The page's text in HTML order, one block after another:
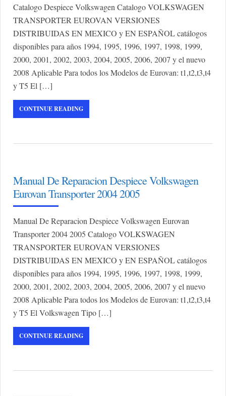
Catalogo Despiece Volkswagen Catalogo VOLKSWAGEN
TRANSPORTER EUROVAN VERSIONES
DISTRIBUIDAS EN MEXICO y EN ESPAÑOL catálogos
disponibles para años 1994, 1995, 1996, 1997, 1998, 1999,
2000, 2001, 2002, 2003, 2004, 2005, 2006, 2007 y el nuevo
2008 Aplicable Para todos los Modelos de Eurovan: t1,t2,t3,t4
y T5 El […]
CONTINUE READING
Manual De Reparacion Despiece Volkswagen
Eurovan Transporter 2004 2005
Manual De Reparacion Despiece Volkswagen Eurovan
Transporter 2004 2005 Catalogo VOLKSWAGEN
TRANSPORTER EUROVAN VERSIONES
DISTRIBUIDAS EN MEXICO y EN ESPAÑOL catálogos
disponibles para años 1994, 1995, 1996, 1997, 1998, 1999,
2000, 2001, 2002, 2003, 2004, 2005, 2006, 2007 y el nuevo
2008 Aplicable Para todos los Modelos de Eurovan: t1,t2,t3,t4
y T5 El Volkswagen Tipo […]
CONTINUE READING